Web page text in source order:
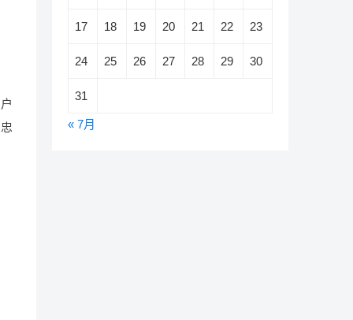
17 18 19 20 21 22 23
24 25 26 27 28 29 30
31
« 7月